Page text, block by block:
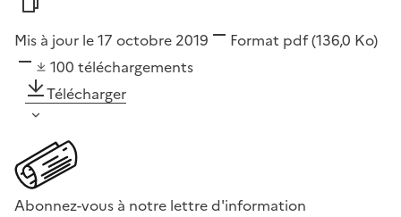
Mis à jour le 17 octobre 2019 Format pdf(136,0 Ko)
100 téléchargements
Télécharger
Abonnez-vous à notre lettre d'information